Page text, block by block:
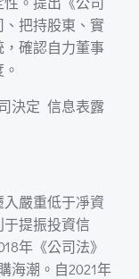
把持股東、實
確認自力董事
決定 信息表露
嚴重低于凈資
提振投資信
年《公司法》
海潮。自2021年